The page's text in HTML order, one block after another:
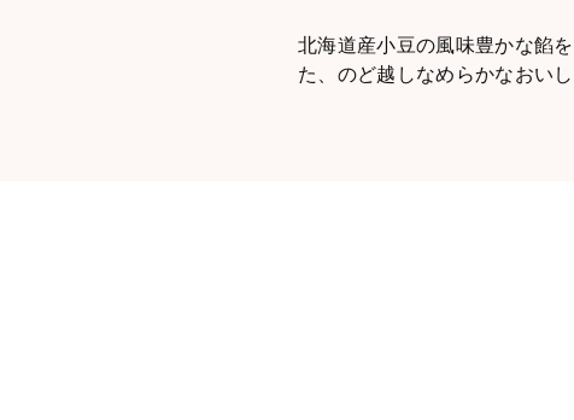
北海道産小豆の風味豊かな餡
た、のど越しなめらかなおいし